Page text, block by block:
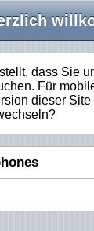
dass Sie
Für
dieser Site